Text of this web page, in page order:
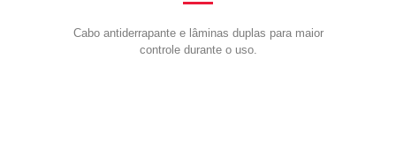
Cabo antiderrapante e lâminas duplas para maior
controle durante o uso.